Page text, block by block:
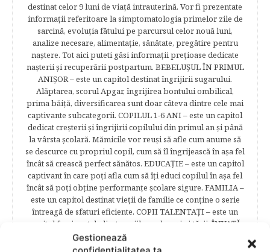
Gestionează
destinat celor 9 luni de viaţă intrauterină. Vor fi prezentate
informaţii referitoare la simptomatologia primelor zile de
sarcină, evoluţia fătului pe parcursul celor nouă luni,
analize necesare, alimentaţie, sănătate, pregătire pentru
naştere. Tot aici puteti găsi informaţii preţioase dedicate
naşterii şi recuperării postpartum. BEBELUŞUL ÎN PRIMUL
ANIŞOR – este un capitol destinat îngrijirii sugarului.
Alăptarea, scorul Apgar, îngrijirea bontului ombilical,
prima băiţă, diversificarea sunt doar câteva dintre cele mai
captivante subcategorii. COPILUL 1-6 ANI – este un capitol
dedicat creşterii şi îngrijirii copilului din primul an şi până
la vârsta şcolară. Mămicile vor reuşi să afle cum anume să
se descurce cu propriul copil, cum să îl îngrijească în aşa fel
încât să crească perfect sănătos. EDUCAŢIE – este un capitol
captivant în care poţi afla cum să îţi educi copilul în aşa fel
încât să poţi obţine performanţe şcolare sigure. FAMILIA –
este un capitol destinat vieţii de familie ce conţine o serie
întreagă de sfaturi eficiente. COPII TALENTAŢI – este un
capitol fascinant dedicat copiilor valoroși ai țării. ÎNVAŢĂ
SĂ PREVII! –sunt prezentate soluţii de prevenire a
anumitor probleme de sănătate ce pot afecta atât viaţa